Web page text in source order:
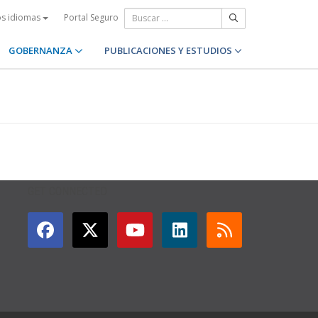
idiomas Portal Seguro
GOBERNANZA PUBLICACIONES Y ESTUDIOS